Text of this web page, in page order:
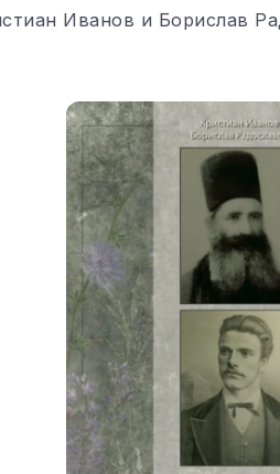
Иванов и Борислав